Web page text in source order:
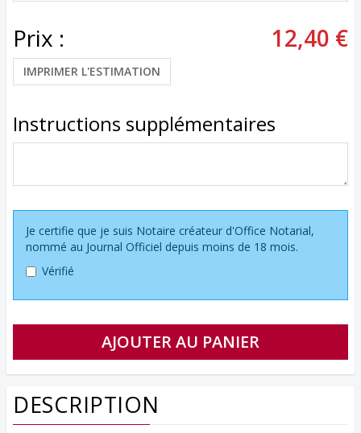
Prix : 12,40 €
IMPRIMER L'ESTIMATION
Instructions supplémentaires
Je certifie que je suis Notaire créateur d'Office Notarial,
nommé au Journal Officiel depuis moins de 18 mois.
Vérifié
DESCRIPTION